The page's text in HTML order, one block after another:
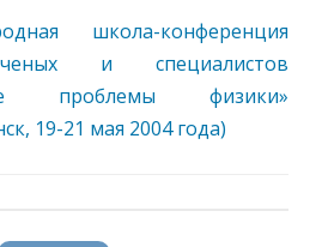
школа-конференция
и специалистов
проблемы физики»
19-21 мая 2004 года)